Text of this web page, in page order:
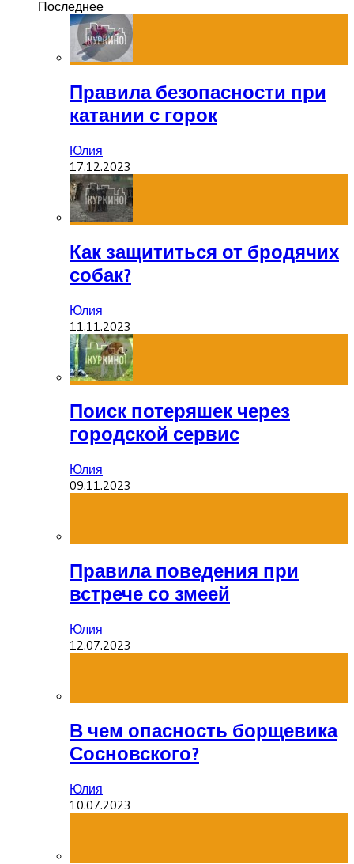
Последнее
Правила безопасности при
катании с горок
Юлия
17.12.2023
Как защититься от бродячих
собак?
Юлия
11.11.2023
Поиск потеряшек через
городской сервис
Юлия
09.11.2023
Правила поведения при
встрече со змеей
Юлия
12.07.2023
В чем опасность борщевика
Сосновского?
Юлия
10.07.2023